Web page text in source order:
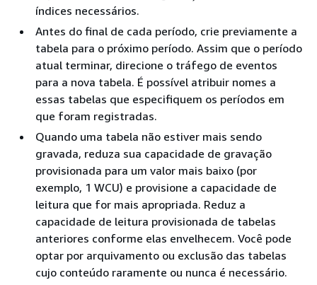
índices necessários.
Antes do final de cada período, crie previamente a
tabela para o próximo período. Assim que o período
atual terminar, direcione o tráfego de eventos
para a nova tabela. É possível atribuir nomes a
essas tabelas que especifiquem os períodos em
que foram registradas.
Quando uma tabela não estiver mais sendo
gravada, reduza sua capacidade de gravação
provisionada para um valor mais baixo (por
exemplo, 1 WCU) e provisione a capacidade de
leitura que for mais apropriada. Reduz a
capacidade de leitura provisionada de tabelas
anteriores conforme elas envelhecem. Você pode
optar por arquivamento ou exclusão das tabelas
cujo conteúdo raramente ou nunca é necessário.